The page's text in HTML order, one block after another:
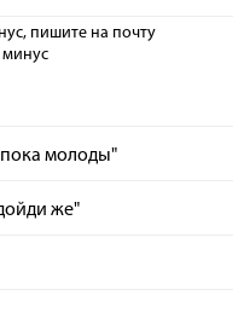
пишите на почту
минус
молоды"
же"